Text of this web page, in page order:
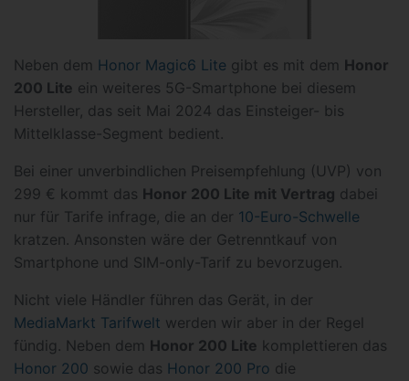
Neben dem Honor Magic6 Lite gibt es mit dem Honor
200 Lite ein weiteres 5G-Smartphone bei diesem
Hersteller, das seit Mai 2024 das Einsteiger- bis
Mittelklasse-Segment bedient.
Bei einer unverbindlichen Preisempfehlung (UVP) von
299 € kommt das Honor 200 Lite mit Vertrag dabei
nur für Tarife infrage, die an der 10-Euro-Schwelle
kratzen. Ansonsten wäre der Getrenntkauf von
Smartphone und SIM-only-Tarif zu bevorzugen.
Nicht viele Händler führen das Gerät, in der
MediaMarkt Tarifwelt werden wir aber in der Regel
fündig. Neben dem Honor 200 Lite komplettieren das
Honor 200 sowie das Honor 200 Pro die